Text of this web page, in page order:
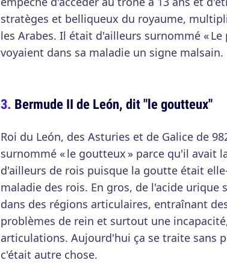
stratèges et belliqueux du royaume,
les Arabes. Il était d'ailleurs surnommé « Le
voyaient dans sa maladie un signe malsain.
Bermude II de León, dit "le goutteux"
Roi du León, des Asturies et de Galice de
surnommé « le goutteux » parce qu'il avait
d'ailleurs de rois puisque la goutte était
maladie des rois. En gros, de l'acide urique
dans des régions articulaires, entraînant
problèmes de rein et surtout une
articulations. Aujourd'hui ça se traite sans
c'était autre chose.